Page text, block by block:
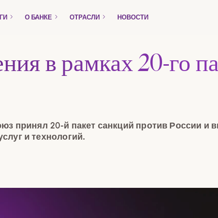
О БАНКЕ ОТРАСЛИ НОВОСТИ
Торговое финансирование
в рамках 20-го
принял 20-й пакет санкций против России и
и технологий.